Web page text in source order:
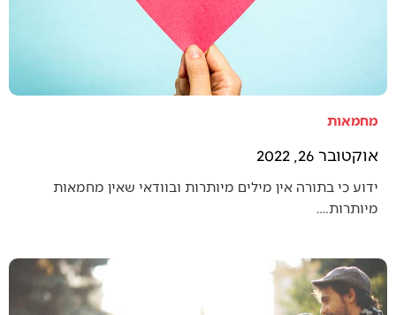
מחמאות
אוקטובר 26, 2022
ידוע כי בתורה אין מילים מיותרות ובוודאי שאין מחמאות
מיותרות.…